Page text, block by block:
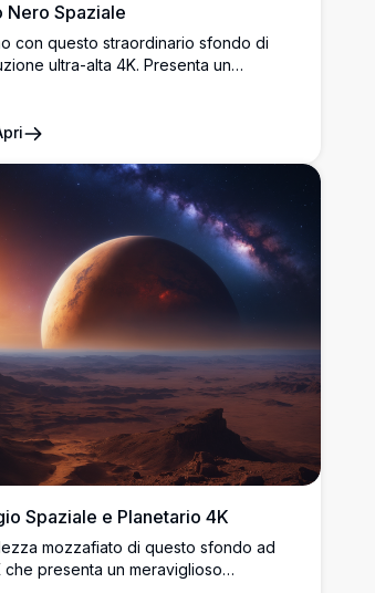
Nero Spaziale
con questo straordinario sfondo di
ultra-alta 4K. Presenta un
per gli amanti dello spazio che
Spaziale e Planetario 4K
mozzafiato di questo sfondo ad
che presenta un meraviglioso